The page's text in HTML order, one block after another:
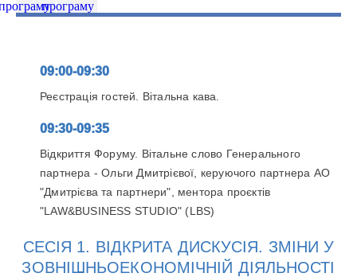
09:00-09:30
Реєстрація гостей. Вітальна кава.
09:30-09:35
Відкриття Форуму. Вітальне слово Генерального
партнера - Ольги Дмитрієвої, керуючого партнера АО
"Дмитрієва та партнери", ментора проєктів
"LAW&BUSINESS STUDIO" (LBS)
СЕСІЯ 1. ВІДКРИТА ДИСКУСІЯ. ЗМІНИ У
ЗОВНІШНЬОЕКОНОМІЧНІЙ ДІЯЛЬНОСТІ